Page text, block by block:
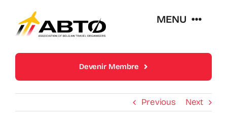
content
MENU
Over Abto
Op Reis Zonder Zorgen
Devenir Membre
Previous Next